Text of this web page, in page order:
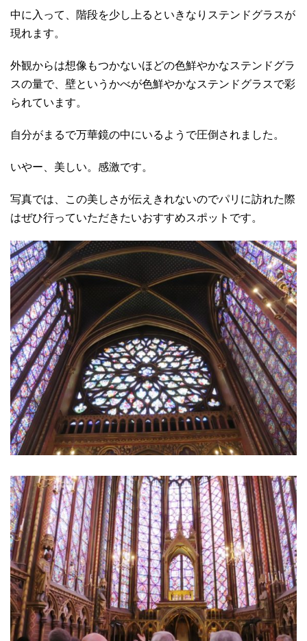
中に入って、階段を少し上るといきなりステンドグラスが
現れます。
外観からは想像もつかないほどの色鮮やかなステンドグラ
スの量で、壁というかべが色鮮やかなステンドグラスで彩
られています。
自分がまるで万華鏡の中にいるようで圧倒されました。
いやー、美しい。感激です。
写真では、この美しさが伝えきれないのでパリに訪れた際
はぜひ行っていただきたいおすすめスポットです。